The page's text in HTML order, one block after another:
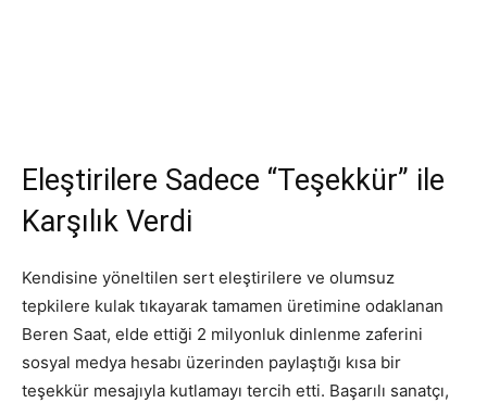
Eleştirilere Sadece “Teşekkür” ile
Karşılık Verdi
Kendisine yöneltilen sert eleştirilere ve olumsuz
tepkilere kulak tıkayarak tamamen üretimine odaklanan
Beren Saat, elde ettiği 2 milyonluk dinlenme zaferini
sosyal medya hesabı üzerinden paylaştığı kısa bir
teşekkür mesajıyla kutlamayı tercih etti. Başarılı sanatçı,